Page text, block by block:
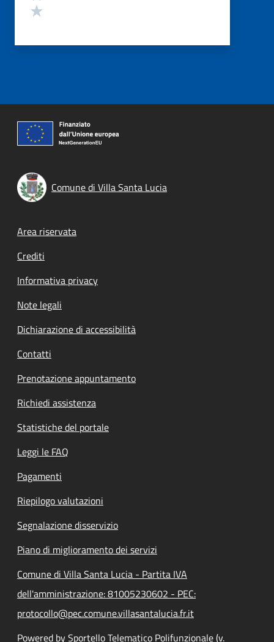
Comune di Villa Santa Lucia
Footer menu
Area riservata
Crediti
Informativa privacy
Note legali
Dichiarazione di accessibilità
Contatti
Prenotazione appuntamento
Richiedi assistenza
Statistiche del portale
Leggi le FAQ
Pagamenti
Riepilogo valutazioni
Segnalazione disservizio
Piano di miglioramento dei servizi
Comune di Villa Santa Lucia - Partita IVA
dell'amministrazione: 81005230602 - PEC:
protocollo@pec.comune.villasantalucia.fr.it
Powered by Sportello Telematico Polifunzionale (v.